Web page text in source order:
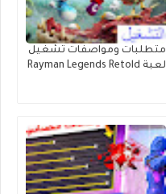
متطلبات ومواصفات تشغيل
لعبة Rayman Legends Retold